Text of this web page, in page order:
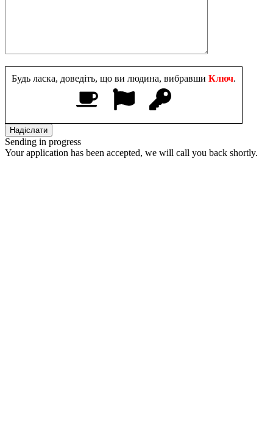
Будь ласка, доведіть, що ви людина, вибравши Ключ.
Sending in progress
Your application has been accepted, we will call you back shortly.